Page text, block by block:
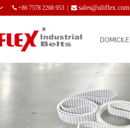
+86 7578 2268 953 |  sales@uliflex.com
DOMICILE